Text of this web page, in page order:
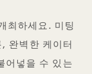
최하세요. 미팅
완벽한 케이터
어넣을 수 있는